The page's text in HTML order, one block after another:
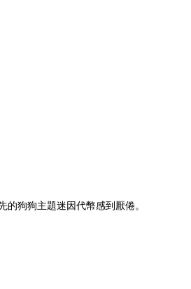
狗狗主題迷因代幣感到厭倦。